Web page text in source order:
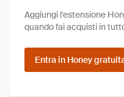
Aggiungi l'estensione
quando fai acquisti in
Entra in Honey